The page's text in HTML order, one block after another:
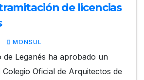
de licencias
MONSUL
de Leganés ha aprobado un
Oficial de Arquitectos de